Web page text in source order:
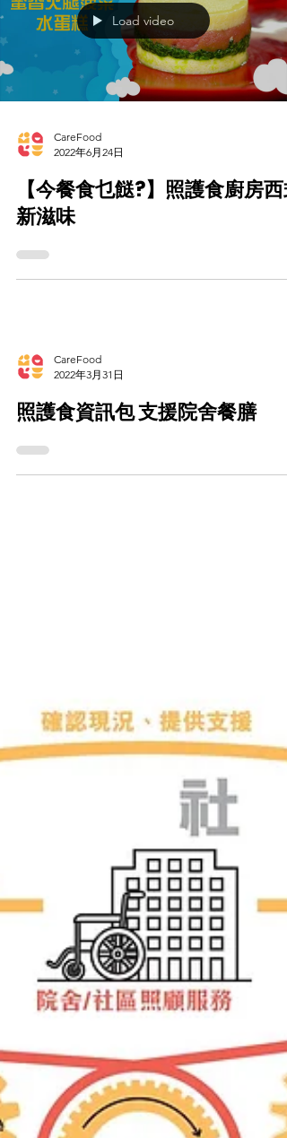
Load video
CareFood
2022年6月24日
【今餐食乜餸?】照護食廚房西
新滋味
CareFood
2022年3月31日
照護食資訊包 支援院舍餐膳